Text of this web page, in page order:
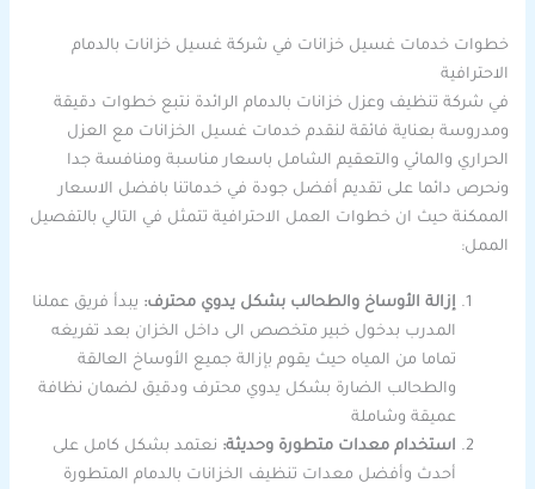
خطوات خدمات غسيل خزانات في شركة غسيل خزانات بالدمام
الاحترافية
في شركة تنظيف وعزل خزانات بالدمام الرائدة نتبع خطوات دقيقة
ومدروسة بعناية فائقة لنقدم خدمات غسيل الخزانات مع العزل
الحراري والمائي والتعقيم الشامل باسعار مناسبة ومنافسة جدا
ونحرص دائما على تقديم أفضل جودة في خدماتنا بافضل الاسعار
الممكنة حيث ان خطوات العمل الاحترافية تتمثل في التالي بالتفصيل
الممل:
إزالة الأوساخ والطحالب بشكل يدوي محترف: يبدأ فريق عملنا
المدرب بدخول خبير متخصص الى داخل الخزان بعد تفريغه
تماما من المياه حيث يقوم بإزالة جميع الأوساخ العالقة
والطحالب الضارة بشكل يدوي محترف ودقيق لضمان نظافة
عميقة وشاملة
استخدام معدات متطورة وحديثة: نعتمد بشكل كامل على
أحدث وأفضل معدات تنظيف الخزانات بالدمام المتطورة